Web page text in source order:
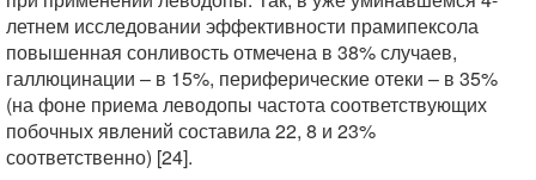
летнем исследовании эффективности прамипексола
повышенная сонливость отмечена в 38% случаев,
галлюцинации – в 15%, периферические отеки – в 35%
(на фоне приема леводопы частота соответствующих
побочных явлений составила 22, 8 и 23%
соответственно) [24].